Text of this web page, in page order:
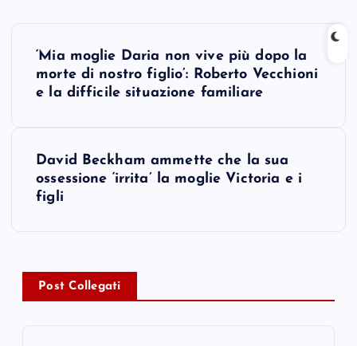
v
‘Mia moglie Daria non vive più dopo la
morte di nostro figlio’: Roberto Vecchioni
e la difficile situazione familiare
David Beckham ammette che la sua
ossessione ‘irrita’ la moglie Victoria e i
figli
Post Collegati